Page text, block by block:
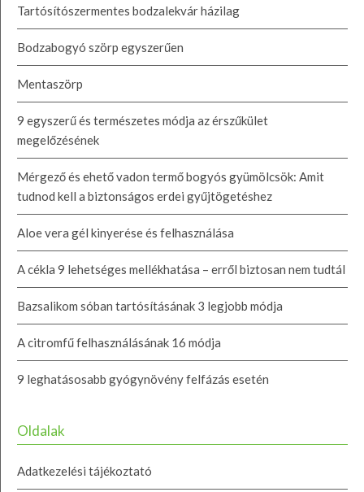
Tartósítószermentes bodzalekvár házilag
Bodzabogyó szörp egyszerűen
Mentaszörp
9 egyszerű és természetes módja az érszűkület
megelőzésének
Mérgező és ehető vadon termő bogyós gyümölcsök: Amit
tudnod kell a biztonságos erdei gyűjtögetéshez
Aloe vera gél kinyerése és felhasználása
A cékla 9 lehetséges mellékhatása – erről biztosan nem tudtál
Bazsalikom sóban tartósításának 3 legjobb módja
A citromfű felhasználásának 16 módja
9 leghatásosabb gyógynövény felfázás esetén
Oldalak
Adatkezelési tájékoztató